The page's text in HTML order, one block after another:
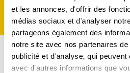
et les annonces, d'offrir des
médias sociaux et d'analyser
partageons également des
notre site avec nos partenaires
publicité et d'analyse, qui
avec d'autres informations que